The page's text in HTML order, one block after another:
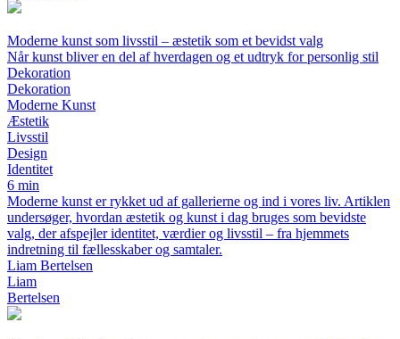
Moderne kunst som livsstil – æstetik som et bevidst valg
Når kunst bliver en del af hverdagen og et udtryk for personlig stil
Dekoration
Dekoration
Moderne Kunst
Æstetik
Livsstil
Design
Identitet
6 min
Moderne kunst er rykket ud af gallerierne og ind i vores liv. Artiklen
undersøger, hvordan æstetik og kunst i dag bruges som bevidste
valg, der afspejler identitet, værdier og livsstil – fra hjemmets
indretning til fællesskaber og samtaler.
Liam Bertelsen
Liam
Bertelsen